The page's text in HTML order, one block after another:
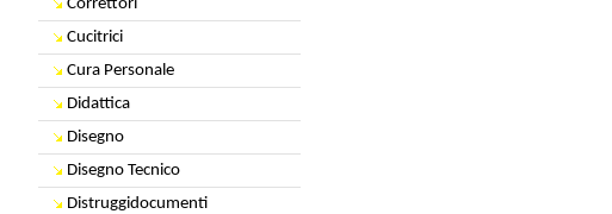
Correttori
Cucitrici
Cura Personale
Didattica
Disegno
Disegno Tecnico
Distruggidocumenti